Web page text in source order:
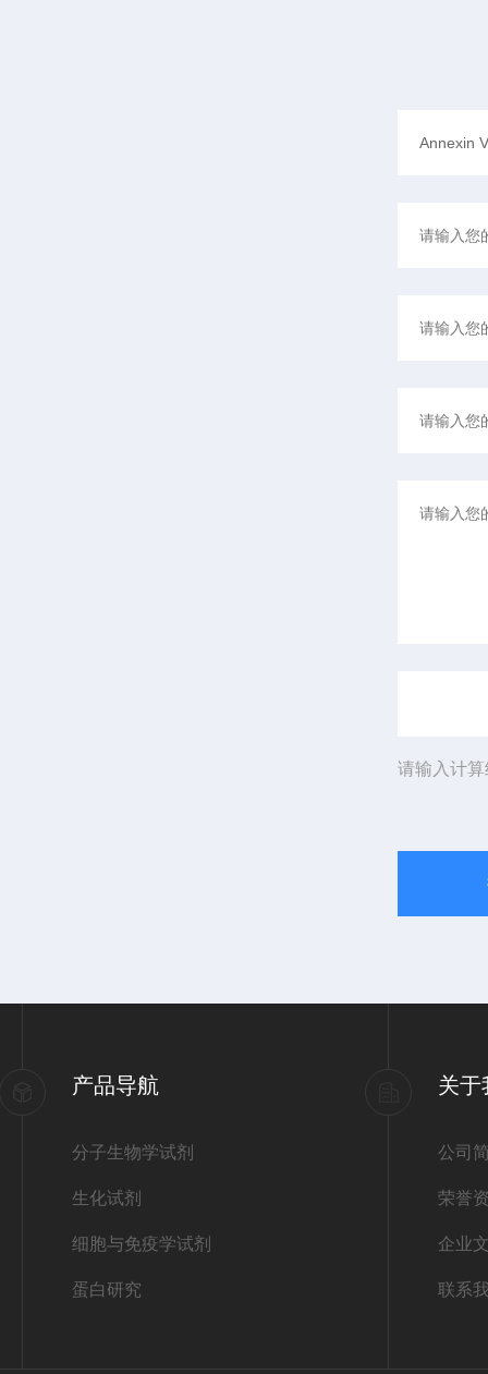
请输入计
产品导航
分子生物学试剂
生化试剂
细胞与免疫学试剂
蛋白研究
关于
公司
荣誉
企业
联系